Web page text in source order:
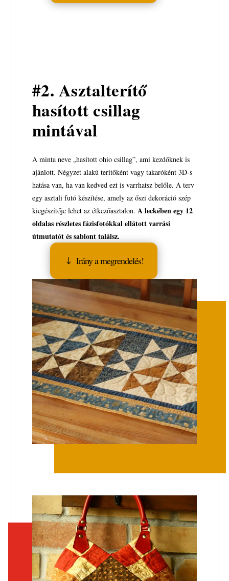
#2. Asztalterítő
hasított csillag
mintával
A minta neve „hasított ohio csillag”, ami kezdőknek is
ajánlott. Négyzet alakú terítőként vagy takaróként 3D-s
hatása van, ha van kedved ezt is varrhatsz belőle. A terv
egy asztali futó készítése, amely az őszi dekoráció szép
kiegészítője lehet az étkezőasztalon. A leckében egy 12
oldalas részletes fázisfotókkal ellátott varrási
útmutatót és sablont találsz.
Irány a megrendelés!